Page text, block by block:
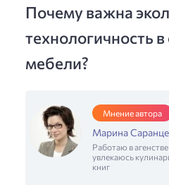
Почему важна
технологичность
мебели?
Мнение автора
Марина
Работаю в
увлекаюсь
книг